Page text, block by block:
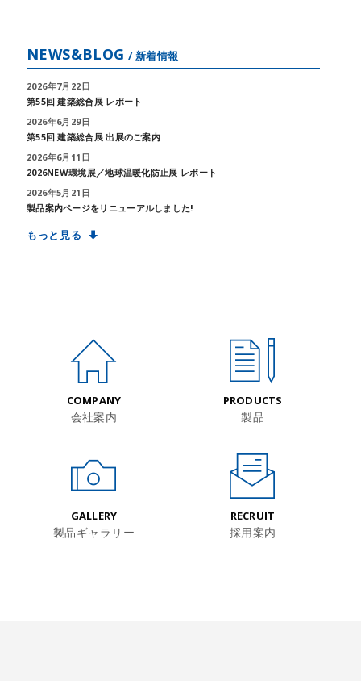
NEWS&BLOG / 新着情報
2026年7月22日
第55回 建築総合展 レポート
2026年6月29日
第55回 建築総合展 出展のご案内
2026年6月11日
2026NEW環境展／地球温暖化防止展 レポート
2026年5月21日
製品案内ページをリニューアルしました!
もっと見る
COMPANY
会社案内
PRODUCTS
製品
GALLERY
製品ギャラリー
RECRUIT
採用案内